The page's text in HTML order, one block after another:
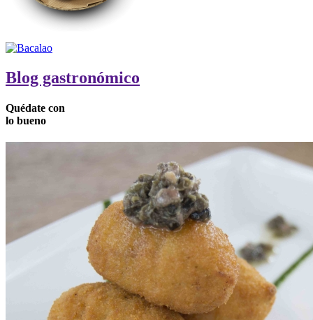
Blog gastronómico
Quédate con
lo bueno